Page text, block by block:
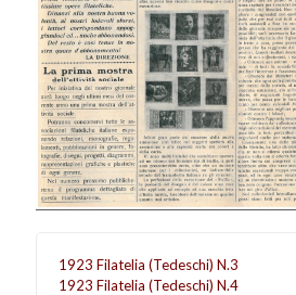
1923 Filatelia (Tedeschi) N.3
1923 Filatelia (Tedeschi) N.4